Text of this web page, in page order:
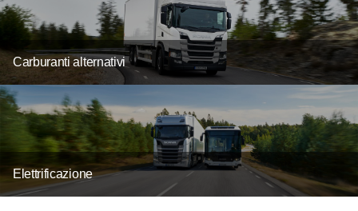
Carburanti alternativi
Elettrificazione